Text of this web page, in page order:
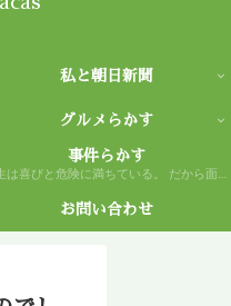
私と朝日新聞
グルメらかす
事件らかす
人生は喜びと危険に満ちている。 だから面白い。
お問い合わせ